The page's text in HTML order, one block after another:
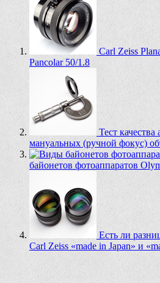
Carl Zeiss
Pancolar 50/1.8
Тест качества
мануальных (ручной фокус)
байонетов фотоаппаратов
Есть ли
Carl Zeiss «made in Japan» и